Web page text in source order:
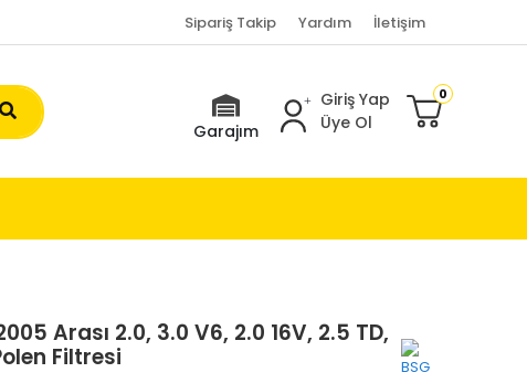
Sipariş Takip Yardım İletişim
Garajım
Giriş Yap
Üye Ol
0
Arası 2.0, 3.0 V6, 2.0 16V, 2.5 TD,
Filtresi